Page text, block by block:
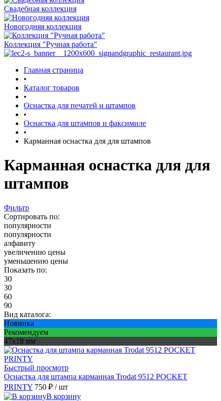
Свадебная коллекция
Новогодняя коллекция
Коллекция "Ручная работа"
Главная страница
•
Каталог товаров
•
Оснастка для печатей и штампов
•
Оснастка для штампов и факсимиле
•
Карманная оснастка для для штампов
Карманная оснастка для для
штампов
Фильтр
Сортировать по:
популярности
популярности
алфавиту
увеличению цены
уменьшению цены
Показать по:
30
30
60
90
Вид каталога:
Новинка
Рекомендуем
47х18 мм
Быстрый просмотр
Оснастка для штампа карманная Trodat 9512 POCKET
PRINTY 750 ₽ / шт
В корзину